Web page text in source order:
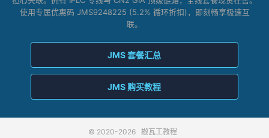
使用专属优惠码 JMS9248225 (5.2% 循环折扣)，即刻畅享极速互
联。
JMS 套餐汇总
JMS 购买教程
© 2020-2026 搬瓦工教程